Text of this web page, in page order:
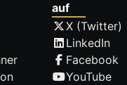
auf
X (Twitter)
LinkedIn
Facebook
YouTube